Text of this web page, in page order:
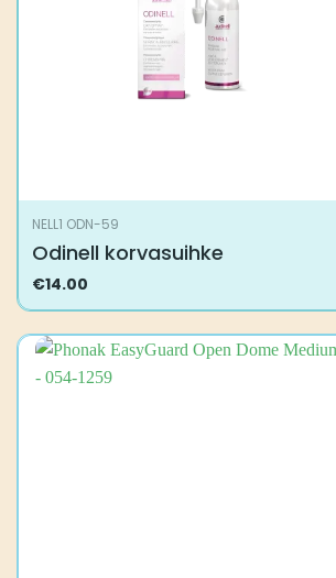
NELL1 ODN-59
Odinell korvasuihke
€14.00